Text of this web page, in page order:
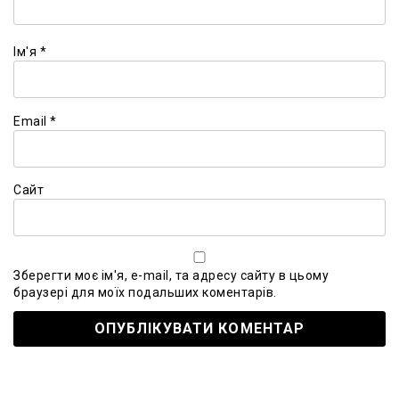
Ім'я *
Email *
Сайт
Зберегти моє ім'я, e-mail, та адресу сайту в цьому
браузері для моїх подальших коментарів.